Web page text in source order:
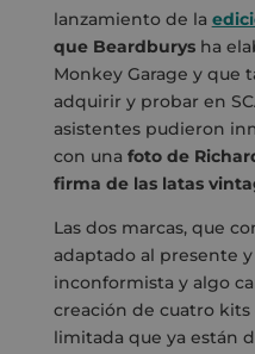
lanzamiento de la
que Beardburysha
Monkey Garage y que
adquirir y probar en
asistentes pudieron
con una foto de
firma de las latas
Las dos marcas, que
adaptado al presente
inconformista y algo
creación de cuatro
limitada que ya están